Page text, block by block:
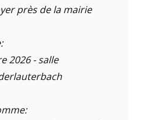
près de la mairie
2026 - salle